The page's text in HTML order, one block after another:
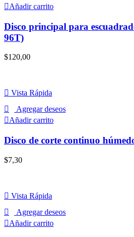
Añadir carrito
Disco principal para
96T)
$120,00
Vista Rápida
Agregar deseos
Añadir carrito
Disco de corte continuo
$7,30
Vista Rápida
Agregar deseos
Añadir carrito